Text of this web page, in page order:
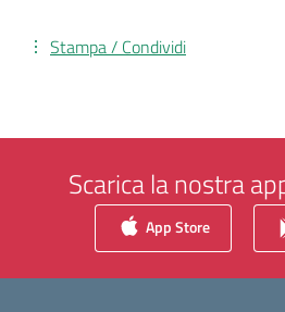
Stampa / Condividi
Scarica la nostra
App Store